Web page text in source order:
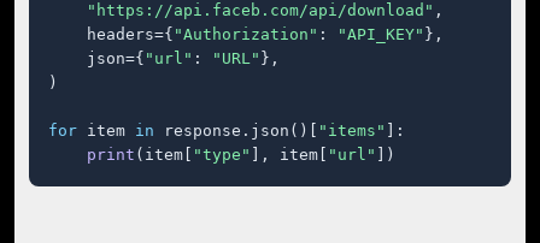
"https://api.faceb.com/api/download" ,
    headers={
"Authorization" : "API_KEY" },
    json={
"url" : "URL" },
)
for item in response.json()[ "items"
]:
print (item[ "type" ], item[ "url" ])